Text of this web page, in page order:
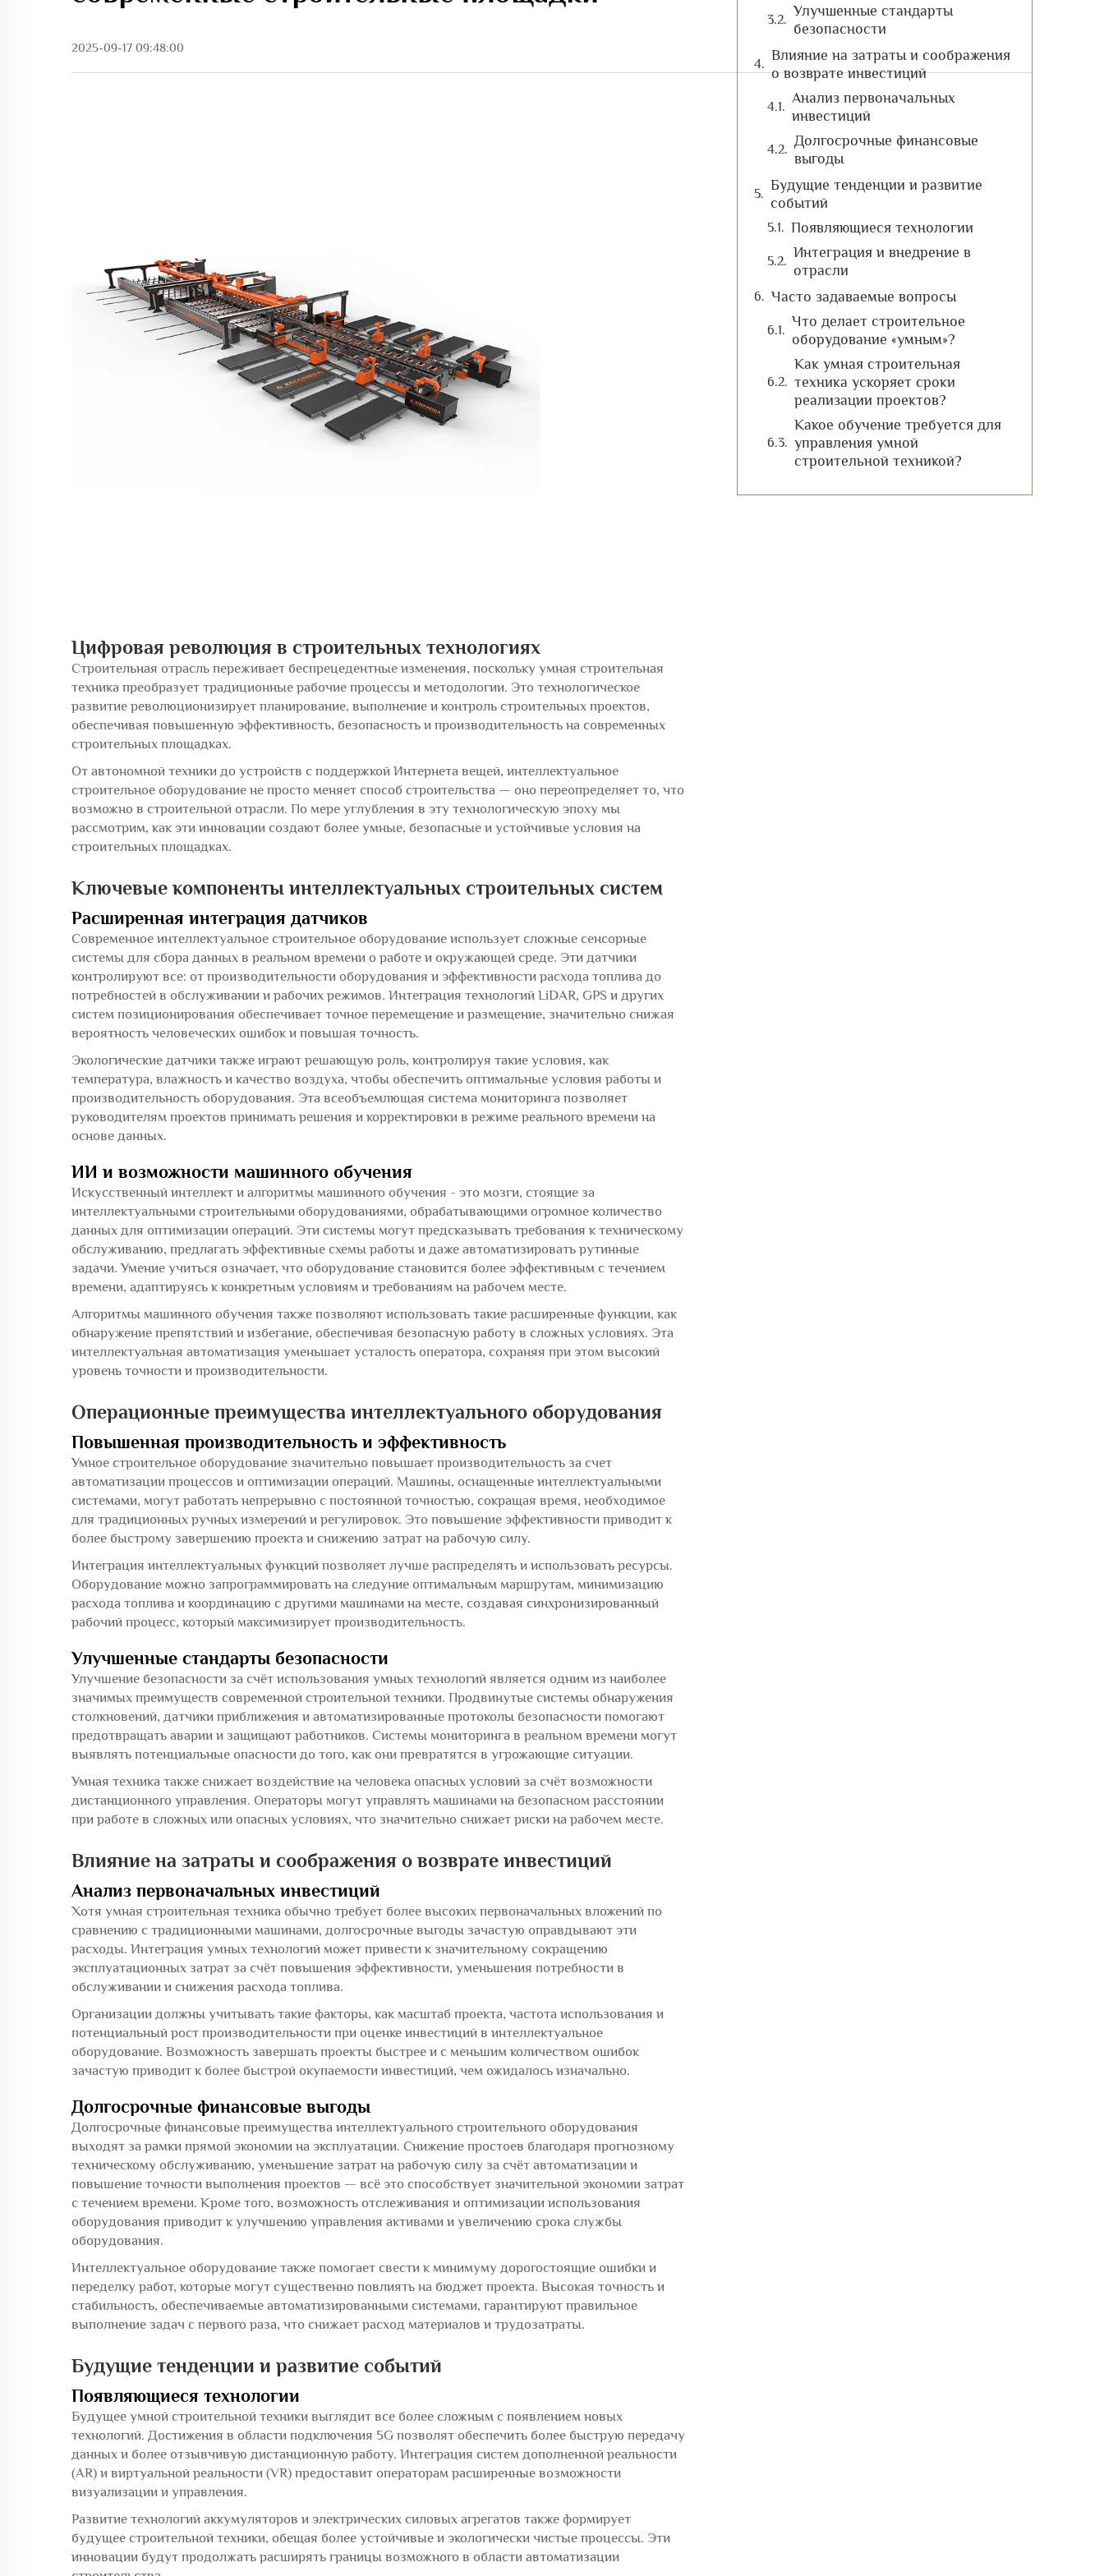
2025-09-17 09:48:00
Цифровая революция в строительных технологиях
Строительная отрасль переживает беспрецедентные изменения, поскольку умная строительная
техника преобразует традиционные рабочие процессы и методологии. Это технологическое
развитие революционизирует планирование, выполнение и контроль строительных проектов,
обеспечивая повышенную эффективность, безопасность и производительность на современных
строительных площадках.
От автономной техники до устройств с поддержкой Интернета вещей, интеллектуальное
строительное оборудование не просто меняет способ строительства — оно переопределяет то, что
возможно в строительной отрасли. По мере углубления в эту технологическую эпоху мы
рассмотрим, как эти инновации создают более умные, безопасные и устойчивые условия на
строительных площадках.
Ключевые компоненты интеллектуальных строительных систем
Расширенная интеграция датчиков
Современное интеллектуальное строительное оборудование использует сложные сенсорные
системы для сбора данных в реальном времени о работе и окружающей среде. Эти датчики
контролируют все: от производительности оборудования и эффективности расхода топлива до
потребностей в обслуживании и рабочих режимов. Интеграция технологий LiDAR, GPS и других
систем позиционирования обеспечивает точное перемещение и размещение, значительно снижая
вероятность человеческих ошибок и повышая точность.
Экологические датчики также играют решающую роль, контролируя такие условия, как
температура, влажность и качество воздуха, чтобы обеспечить оптимальные условия работы и
производительность оборудования. Эта всеобъемлющая система мониторинга позволяет
руководителям проектов принимать решения и корректировки в режиме реального времени на
основе данных.
ИИ и возможности машинного обучения
Искусственный интеллект и алгоритмы машинного обучения - это мозги, стоящие за
интеллектуальными строительными оборудованиями, обрабатывающими огромное количество
данных для оптимизации операций. Эти системы могут предсказывать требования к техническому
обслуживанию, предлагать эффективные схемы работы и даже автоматизировать рутинные
задачи. Умение учиться означает, что оборудование становится более эффективным с течением
времени, адаптируясь к конкретным условиям и требованиям на рабочем месте.
Алгоритмы машинного обучения также позволяют использовать такие расширенные функции, как
обнаружение препятствий и избегание, обеспечивая безопасную работу в сложных условиях. Эта
интеллектуальная автоматизация уменьшает усталость оператора, сохраняя при этом высокий
уровень точности и производительности.
Операционные преимущества интеллектуального оборудования
Повышенная производительность и эффективность
Умное строительное оборудование значительно повышает производительность за счет
автоматизации процессов и оптимизации операций. Машины, оснащенные интеллектуальными
системами, могут работать непрерывно с постоянной точностью, сокращая время, необходимое
для традиционных ручных измерений и регулировок. Это повышение эффективности приводит к
более быстрому завершению проекта и снижению затрат на рабочую силу.
Интеграция интеллектуальных функций позволяет лучше распределять и использовать ресурсы.
Оборудование можно запрограммировать на следуние оптимальным маршрутам, минимизацию
расхода топлива и координацию с другими машинами на месте, создавая синхронизированный
рабочий процесс, который максимизирует производительность.
Улучшенные стандарты безопасности
Улучшение безопасности за счёт использования умных технологий является одним из наиболее
значимых преимуществ современной строительной техники. Продвинутые системы обнаружения
столкновений, датчики приближения и автоматизированные протоколы безопасности помогают
предотвращать аварии и защищают работников. Системы мониторинга в реальном времени могут
выявлять потенциальные опасности до того, как они превратятся в угрожающие ситуации.
Умная техника также снижает воздействие на человека опасных условий за счёт возможности
дистанционного управления. Операторы могут управлять машинами на безопасном расстоянии
при работе в сложных или опасных условиях, что значительно снижает риски на рабочем месте.
Влияние на затраты и соображения о возврате инвестиций
Анализ первоначальных инвестиций
Хотя умная строительная техника обычно требует более высоких первоначальных вложений по
сравнению с традиционными машинами, долгосрочные выгоды зачастую оправдывают эти
расходы. Интеграция умных технологий может привести к значительному сокращению
эксплуатационных затрат за счёт повышения эффективности, уменьшения потребности в
обслуживании и снижения расхода топлива.
Организации должны учитывать такие факторы, как масштаб проекта, частота использования и
потенциальный рост производительности при оценке инвестиций в интеллектуальное
оборудование. Возможность завершать проекты быстрее и с меньшим количеством ошибок
зачастую приводит к более быстрой окупаемости инвестиций, чем ожидалось изначально.
Долгосрочные финансовые выгоды
Долгосрочные финансовые преимущества интеллектуального строительного оборудования
выходят за рамки прямой экономии на эксплуатации. Снижение простоев благодаря прогнозному
техническому обслуживанию, уменьшение затрат на рабочую силу за счёт автоматизации и
повышение точности выполнения проектов — всё это способствует значительной экономии затрат
с течением времени. Кроме того, возможность отслеживания и оптимизации использования
оборудования приводит к улучшению управления активами и увеличению срока службы
оборудования.
Интеллектуальное оборудование также помогает свести к минимуму дорогостоящие ошибки и
переделку работ, которые могут существенно повлиять на бюджет проекта. Высокая точность и
стабильность, обеспечиваемые автоматизированными системами, гарантируют правильное
выполнение задач с первого раза, что снижает расход материалов и трудозатраты.
Будущие тенденции и развитие событий
Появляющиеся технологии
Будущее умной строительной техники выглядит все более сложным с появлением новых
технологий. Достижения в области подключения 5G позволят обеспечить более быструю передачу
данных и более отзывчивую дистанционную работу. Интеграция систем дополненной реальности
(AR) и виртуальной реальности (VR) предоставит операторам расширенные возможности
визуализации и управления.
Развитие технологий аккумуляторов и электрических силовых агрегатов также формирует
будущее строительной техники, обещая более устойчивые и экологически чистые процессы. Эти
инновации будут продолжать расширять границы возможного в области автоматизации
Улучшенные стандарты
безопасности
Влияние на затраты и соображения
о возврате инвестиций
Анализ первоначальных
инвестиций
Долгосрочные финансовые
выгоды
Будущие тенденции и развитие
событий
Появляющиеся технологии
Интеграция и внедрение в
отрасли
Часто задаваемые вопросы
Что делает строительное
оборудование «умным»?
Как умная строительная
техника ускоряет сроки
реализации проектов?
Какое обучение требуется для
управления умной
строительной техникой?